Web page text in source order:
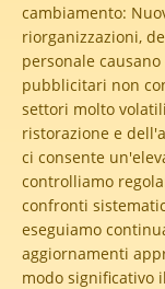
cambiamento:
riorganizzazioni,
personale
pubblicitari non
settori molto
ristorazione e
ci consente
controlliamo
confronti
eseguiamo
aggiornamenti
modo significativo